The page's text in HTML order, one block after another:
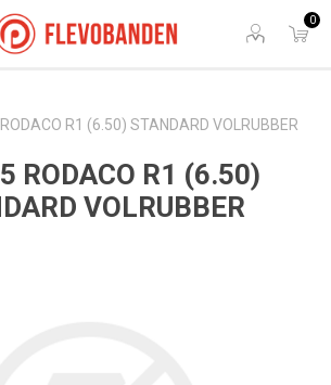
0
R1 (6.50) STANDARD VOLRUBBER
RODACO R1 (6.50)
VOLRUBBER